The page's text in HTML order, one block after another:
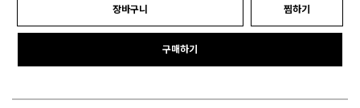
장바구니 찜하기
구매하기